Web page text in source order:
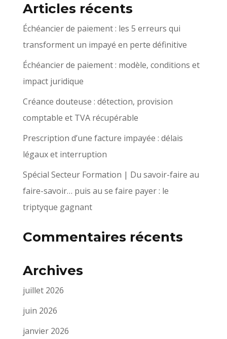
Articles récents
Échéancier de paiement : les 5 erreurs qui
transforment un impayé en perte définitive
Échéancier de paiement : modèle, conditions et
impact juridique
Créance douteuse : détection, provision
comptable et TVA récupérable
Prescription d’une facture impayée : délais
légaux et interruption
Spécial Secteur Formation | Du savoir-faire au
faire-savoir… puis au se faire payer : le
triptyque gagnant
Commentaires récents
Archives
juillet 2026
juin 2026
janvier 2026